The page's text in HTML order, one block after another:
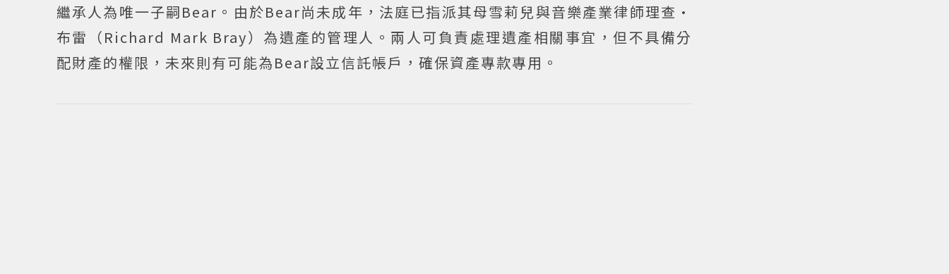
繼承人為唯一子嗣Bear。由於Bear尚未成年，法庭已指派其母雪莉兒與音樂產業律師理查·
布雷（Richard Mark Bray）為遺產的管理人。兩人可負責處理遺產相關事宜，但不具備分
配財產的權限，未來則有可能為Bear設立信託帳戶，確保資產專款專用。